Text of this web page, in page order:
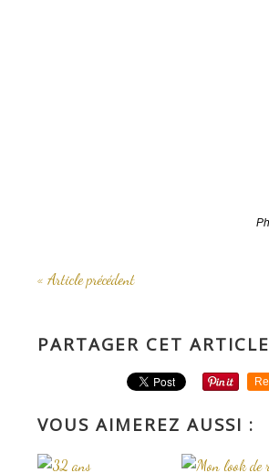
« Article précédent
PARTAGER CET ARTICLE
VOUS AIMEREZ AUSSI :